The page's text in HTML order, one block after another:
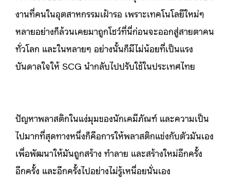
งานที่คนในอุตสาหกรรมเฝ้ารอ เพราะเทคโนโลยีใหม่ๆ
หลายอย่างก็ล้วนเคยมาถูกโชว์ที่นี่ก่อนจะออกสู่สายตาคน
ทั่วโลก และในหลายๆ อย่างนั้นก็มีไม่น้อยที่เป็นแรง
บันดาลใจให้ SCG นำกลับไปปรับใช้ในประเทศไทย
ปัญหาพลาสติกในแง่มุมของนักเคมีภัณฑ์ และความเป็น
ไปมากที่สุดทางหนึ่งก็คือการให้พลาสติกแข่งกับตัวมันเอง
เพื่อพัฒนาให้มันถูกสร้าง ทำลาย และสร้างใหม่อีกครั้ง
อีกครั้ง และอีกครั้งไปอย่างไม่รู้เหนื่อยนั่นเอง